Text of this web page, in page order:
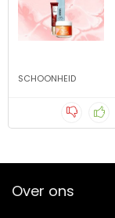
SCHOONHEID
Over ons